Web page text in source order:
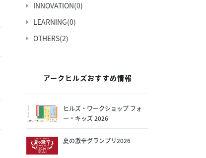
INNOVATION(0)
LEARNING(0)
OTHERS(2)
アークヒルズおすすめ情報
ヒルズ・ワークショップ フォ
ー・キッズ 2026
夏の激辛グランプリ2026